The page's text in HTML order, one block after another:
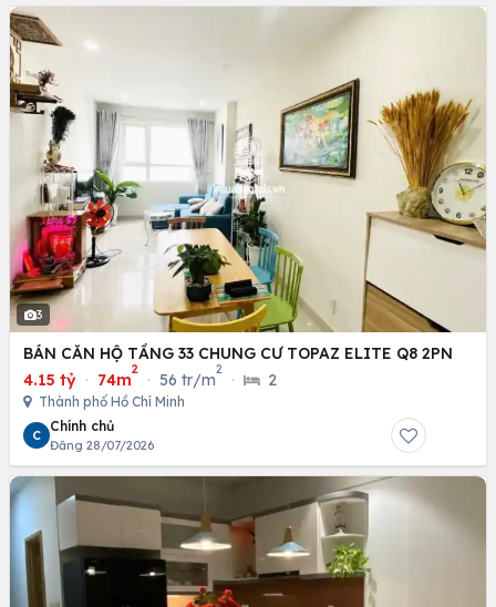
3
BÁN CĂN HỘ TẦNG 33 CHUNG CƯ TOPAZ ELITE Q8 2PN
4.15 tỷ · 74m
2
· 56 tr/m
2
· 2
Thành phố Hồ Chí Minh
C
Chính chủ
Đăng 28/07/2026